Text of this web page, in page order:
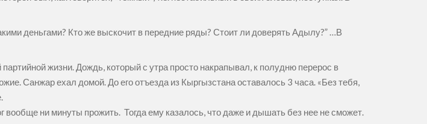
деньгами? Кто же выскочит в передние ряды? Стоит ли доверять Адылу?” …В
жизни. Дождь, который с утра просто накрапывал, к полудню перерос в
Санжар ехал домой. До его отъезда из Кыргызстана оставалось 3 часа. «Без тебя,
вообще ни минуты прожить. Тогда ему казалось, что даже и дышать без нее не сможет.